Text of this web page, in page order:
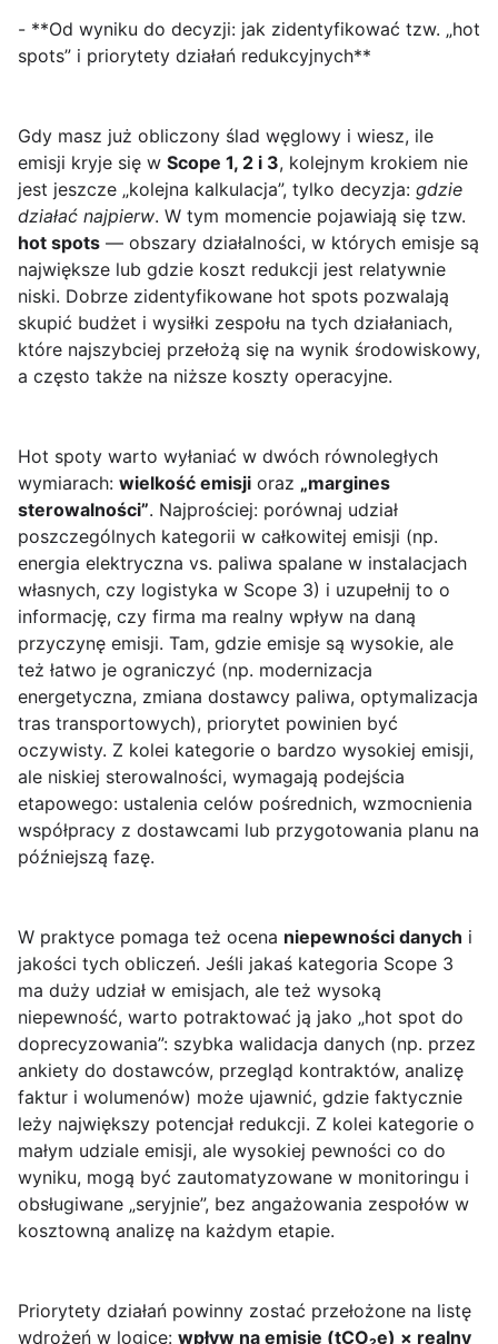
- **Od wyniku do decyzji: jak zidentyfikować tzw. „hot
spots” i priorytety działań redukcyjnych**
Gdy masz już obliczony ślad węglowy i wiesz, ile
emisji kryje się w Scope 1, 2 i 3, kolejnym krokiem nie
jest jeszcze „kolejna kalkulacja”, tylko decyzja: gdzie
działać najpierw. W tym momencie pojawiają się tzw.
hot spots — obszary działalności, w których emisje są
największe lub gdzie koszt redukcji jest relatywnie
niski. Dobrze zidentyfikowane hot spots pozwalają
skupić budżet i wysiłki zespołu na tych działaniach,
które najszybciej przełożą się na wynik środowiskowy,
a często także na niższe koszty operacyjne.
Hot spoty warto wyłaniać w dwóch równoległych
wymiarach: wielkość emisji oraz „margines
sterowalności”. Najprościej: porównaj udział
poszczególnych kategorii w całkowitej emisji (np.
energia elektryczna vs. paliwa spalane w instalacjach
własnych, czy logistyka w Scope 3) i uzupełnij to o
informację, czy firma ma realny wpływ na daną
przyczynę emisji. Tam, gdzie emisje są wysokie, ale
też łatwo je ograniczyć (np. modernizacja
energetyczna, zmiana dostawcy paliwa, optymalizacja
tras transportowych), priorytet powinien być
oczywisty. Z kolei kategorie o bardzo wysokiej emisji,
ale niskiej sterowalności, wymagają podejścia
etapowego: ustalenia celów pośrednich, wzmocnienia
współpracy z dostawcami lub przygotowania planu na
późniejszą fazę.
W praktyce pomaga też ocena niepewności danych i
jakości tych obliczeń. Jeśli jakaś kategoria Scope 3
ma duży udział w emisjach, ale też wysoką
niepewność, warto potraktować ją jako „hot spot do
doprecyzowania”: szybka walidacja danych (np. przez
ankiety do dostawców, przegląd kontraktów, analizę
faktur i wolumenów) może ujawnić, gdzie faktycznie
leży największy potencjał redukcji. Z kolei kategorie o
małym udziale emisji, ale wysokiej pewności co do
wyniku, mogą być zautomatyzowane w monitoringu i
obsługiwane „seryjnie”, bez angażowania zespołów w
kosztowną analizę na każdym etapie.
Priorytety działań powinny zostać przełożone na listę
wdrożeń w logice: wpływ na emisje (tCO₂e) × realny